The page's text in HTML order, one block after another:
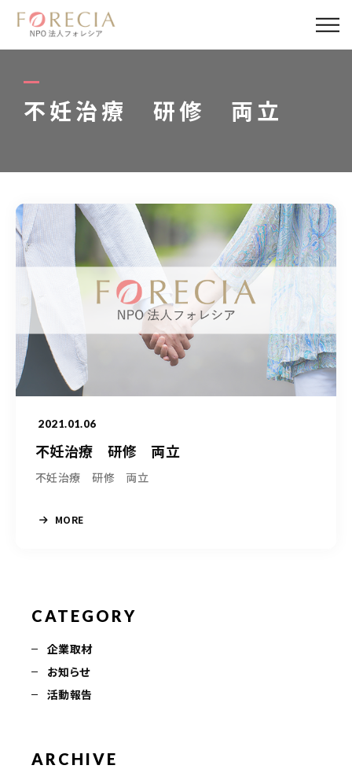
不妊治療 研修 両立
2021.01.06
不妊治療 研修 両立
不妊治療 研修 両立
MORE
CATEGORY
企業取材
お知らせ
活動報告
ARCHIVE
私たちについて
事業内容
活動報告
パートナー
寄付・応援
お問い合わせはこちら